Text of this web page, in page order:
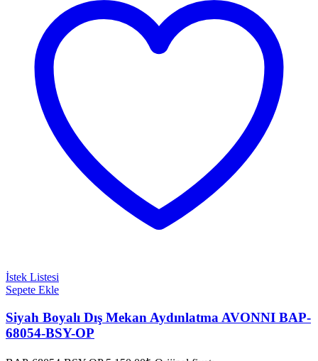
İstek Listesi
Sepete Ekle
Siyah Boyalı Dış Mekan Aydınlatma AVONNI BAP-
68054-BSY-OP